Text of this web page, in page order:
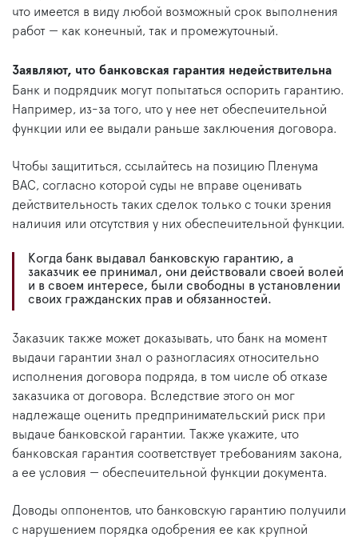
что имеется в виду любой возможный срок выполнения
работ — как конечный, так и промежуточный.
Заявляют, что банковская гарантия недействительна
Банк и подрядчик могут попытаться оспорить гарантию.
Например, из-за того, что у нее нет обеспечительной
функции или ее выдали раньше заключения договора.
Чтобы защититься, ссылайтесь на позицию Пленума
ВАС, согласно которой суды не вправе оценивать
действительность таких сделок только с точки зрения
наличия или отсутствия у них обеспечительной функции.
Когда банк выдавал банковскую гарантию, а
заказчик ее принимал, они действовали своей волей
и в своем интересе, были свободны в установлении
своих гражданских прав и обязанностей.
Заказчик также может доказывать, что банк на момент
выдачи гарантии знал о разногласиях относительно
исполнения договора подряда, в том числе об отказе
заказчика от договора. Вследствие этого он мог
надлежаще оценить предпринимательский риск при
выдаче банковской гарантии. Также укажите, что
банковская гарантия соответствует требованиям закона,
а ее условия — обеспечительной функции документа.
Доводы оппонентов, что банковскую гарантию получили
с нарушением порядка одобрения ее как крупной